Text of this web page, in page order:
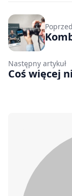
Następny artykuł
Coś więcej